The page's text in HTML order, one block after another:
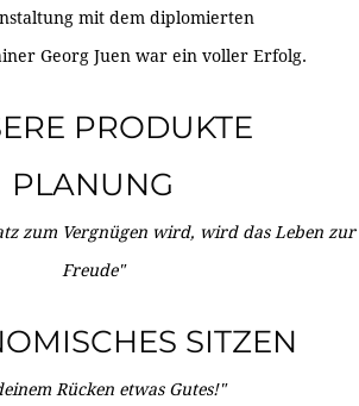
mit dem diplomierten
Georg Juen war ein voller Erfolg.
PRODUKTE
PLANUNG
zum Vergnügen wird, wird das Leben zur
Freude"
SITZEN
Rücken etwas Gutes!"